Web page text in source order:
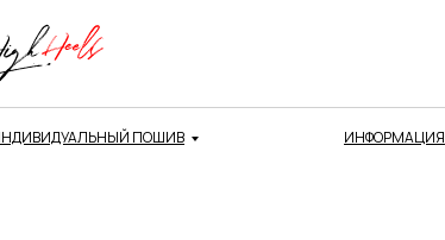
ПОШИВ ИНФОРМАЦИЯ